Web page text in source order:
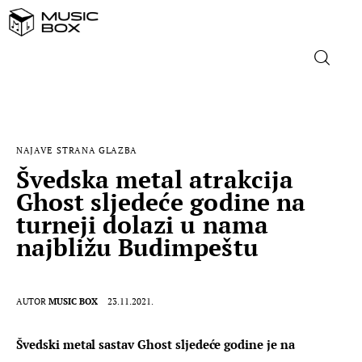
DOMAĆA GLAZBA
STRANA GLAZBA
FILM
NAJAVE STRANA GLAZBA
Švedska metal atrakcija
Ghost sljedeće godine na
turneji dolazi u nama
najbližu Budimpeštu
AUTOR MUSIC BOX 23.11.2021.
Švedski metal sastav Ghost sljedeće godine je na